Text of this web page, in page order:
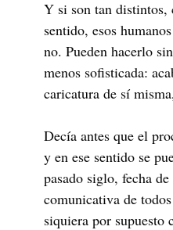
Y si son tan distintos,
sentido, esos
no. Pueden hacerlo
menos sofisticada:
caricatura de sí
Decía antes que el
y en ese sentido se
pasado siglo, fecha
comunicativa de
siquiera por supuesto